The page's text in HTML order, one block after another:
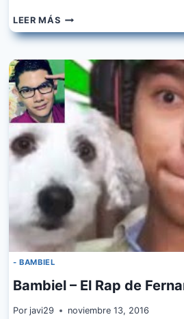
LEER MÁSBAMBIEL
–
AMOR
FT.
SEBASTIAN
SHONNEN
- BAMBIEL
Bambiel – El Rap de
Por javi29 noviembre 13, 2016